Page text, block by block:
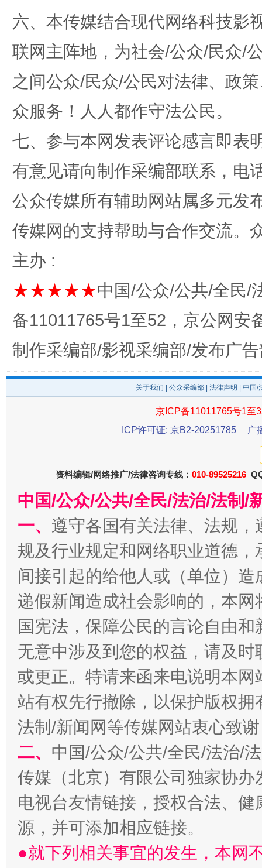
“蜀中异人”王建安的艺术幻境
完善运行机制助力责任有效落实
东山县通报“牛蛙产品抗生素超标问题” 法
千年窑火 生生不息 一
揭开“小金库”的免责幌子
六、本传媒结合现代网络科技影
联网主阵地，为社会/公众/民众/
之间公众/民众/公民对法律、政
众服务！人人都作守法公民。
七、参与本网发表评论感言即表
有意见请向制作采编部联系，电
公众传媒所有辅助网站属多元发
传媒网的支持帮助与合作交流。
主办 :
★★★★★中国/公众/公共/全民/
备11011765号1至52，京公网安
制作采编部/影视采编部/发布广
关于我们 公众采编部 法律声明 | 中国
京ICP备11011765号1至
ICP许可证: 京B2-20251785
广
资料编辑/网络推广/法律咨询专线： 010-89525216
中国/公众/公共/全民/法治/法制/
一、 遵守各国有关法律、法规
规及行业规定和网络职业道德
间接引起的给他人或（单位）
递假新闻造成社会影响的，本
国宪法，保障公民的言论自由
无意中涉及到您的权益，请及
或更正。特请来函来电说明本
站有权先行撤除，以保护版权
法制/新闻网等传媒网站衷心致
二、 中国/公众/公共/全民/法治/
传媒（北京）有限公司独家协
电视台友情链接，授权合法、
源，并可添加相应链接。
●就下列相关事宜的发生，本网